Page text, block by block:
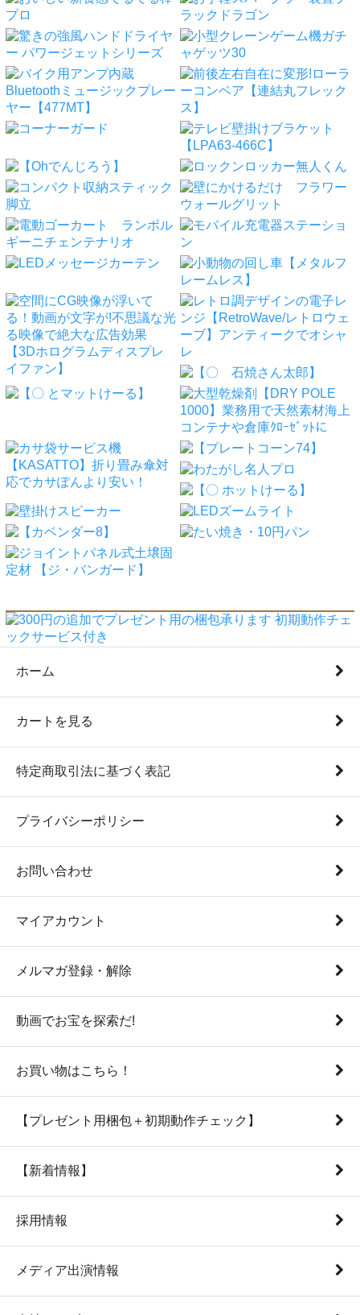
ホーム
カートを見る
特定商取引法に基づく表記
プライバシーポリシー
お問い合わせ
マイアカウント
メルマガ登録・解除
動画でお宝を探索だ!
お買い物はこちら！
【プレゼント用梱包＋初期動作チェック】
【新着情報】
採用情報
メディア出演情報